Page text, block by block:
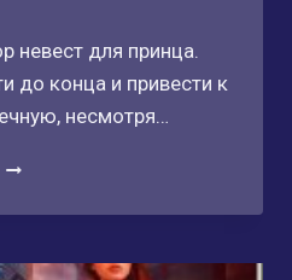
невест для принца.
до конца и привести к
несмотря…
ОТБОР